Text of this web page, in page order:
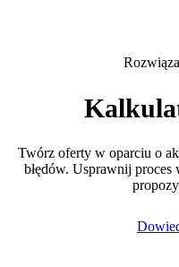
Twórz oferty w oparciu o
błędów. Usprawnij